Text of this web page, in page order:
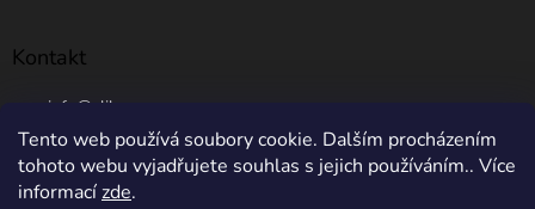
Tento web používá soubory cookie. Dalším procházením
tohoto webu vyjadřujete souhlas s jejich používáním.. Více
informacízde.
Kontakt
info @ elibros.cz
+420 734 184 444